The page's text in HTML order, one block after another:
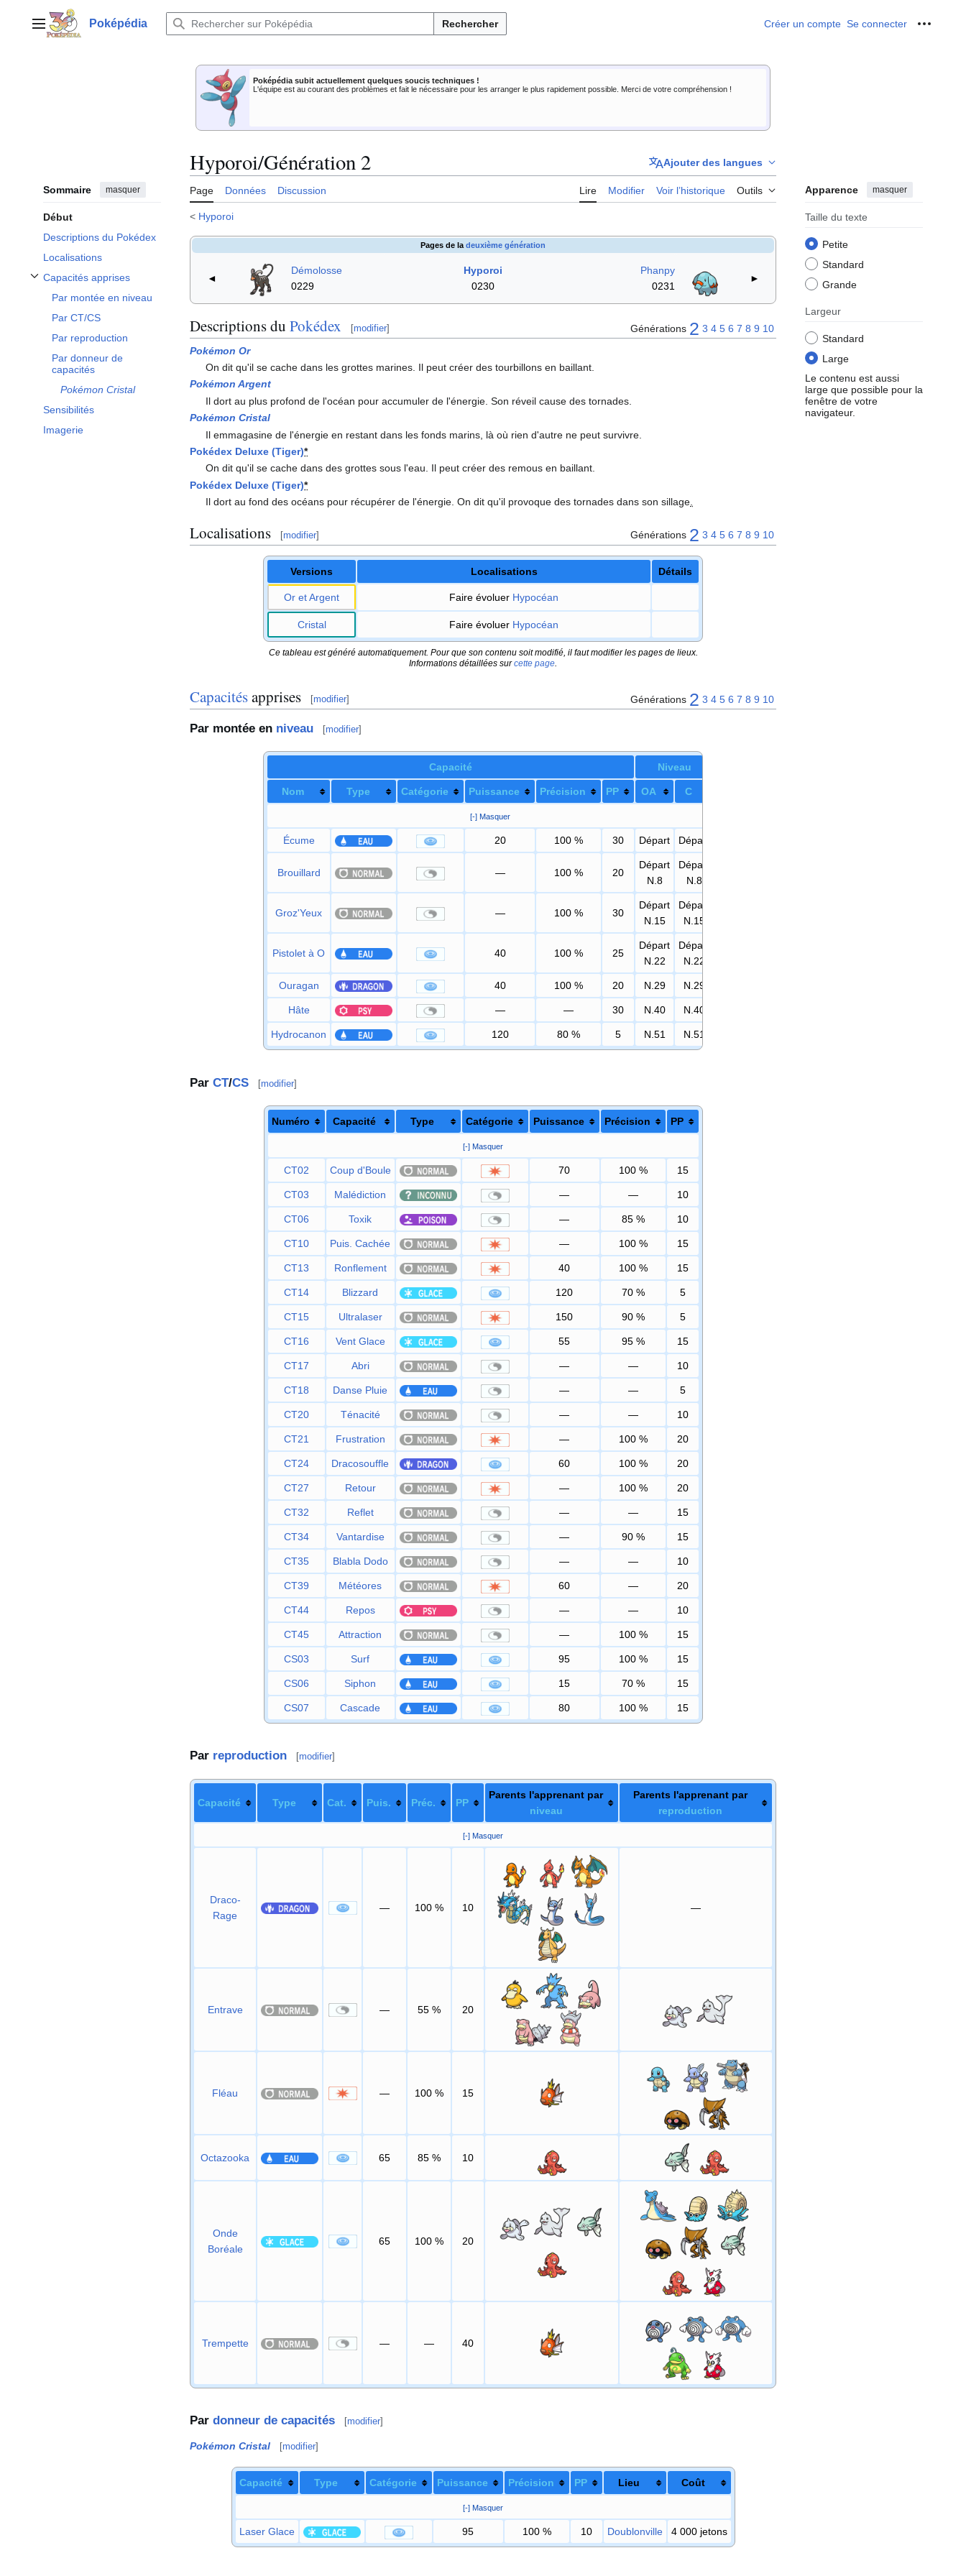
contenuMenu principalPoképédia Rechercher Créer un compte Se connecter Outils
Poképédia subit actuellement quelques soucis techniques !
L'équipe est au courant des problèmes et fait le nécessaire pour les arranger le plus rapidement possible. Merci de votre compréhension !
Sommaire masquer
Début
Descriptions du Pokédex
Localisations
Capacités apprises
Afficher / masquer la sous-section Capacités apprises
Par montée en niveau
Par CT/CS
Par reproduction
Par donneur de
capacités
Pokémon Cristal
Sensibilités
Imagerie
Hyporoi/Génération 2 Ajouter des langues
Page Données Discussion Lire Modifier Voir l’historique Outils Apparence masquer
Taille du texte
Petite
Standard
Grande
Largeur
Standard
Large
Le contenu est aussi
large que possible pour la
fenêtre de votre
navigateur.
< Hyporoi
Pages de la deuxième génération
◄
Démolosse
0229
Hyporoi
0230
Phanpy
0231
►
Descriptions du Pokédex [modifier] Générations 2 3 4 5 6 7 8 9 10
Pokémon Or
On dit qu'il se cache dans les grottes marines. Il peut créer des tourbillons en baillant.
Pokémon Argent
Il dort au plus profond de l'océan pour accumuler de l'énergie. Son réveil cause des tornades.
Pokémon Cristal
Il emmagasine de l'énergie en restant dans les fonds marins, là où rien d'autre ne peut survivre.
Pokédex Deluxe (Tiger)*
On dit qu'il se cache dans des grottes sous l'eau. Il peut créer des remous en baillant.
Pokédex Deluxe (Tiger)*
Il dort au fond des océans pour récupérer de l'énergie. On dit qu'il provoque des tornades dans son sillage
Localisations [modifier] Générations 2 3 4 5 6 7 8 9 10
Versions Localisations Détails
Or et Argent Faire évoluer Hypocéan
Cristal Faire évoluer Hypocéan
Ce tableau est généré automatiquement. Pour que son contenu soit modifié, il faut modifier les pages de lieux.
Informations détaillées surcette page
Capacitésapprises [modifier] Générations 2 3 4 5 6 7 8 9 10
Par montée en niveau [modifier]
Capacité Niveau
Nom Type Catégorie Puissance Précision PP OA C
[-] Masquer
Écume 20 100 % 30 Départ Départ
Brouillard — 100 % 20
Départ
N.8
Départ
N.8
Groz'Yeux — 100 % 30
Départ
N.15
Départ
N.15
Pistolet à O 40 100 % 25
Départ
N.22
Départ
N.22
Ouragan 40 100 % 20 N.29 N.29
Hâte — — 30 N.40 N.40
Hydrocanon 120 80 % 5 N.51 N.51
Par CT/CS [modifier]
Numéro Capacité Type Catégorie Puissance Précision PP
[-] Masquer
CT02 Coup d'Boule 70 100 % 15
CT03 Malédiction — — 10
CT06 Toxik — 85 % 10
CT10 Puis. Cachée — 100 % 15
CT13 Ronflement 40 100 % 15
CT14 Blizzard 120 70 % 5
CT15 Ultralaser 150 90 % 5
CT16 Vent Glace 55 95 % 15
CT17 Abri — — 10
CT18 Danse Pluie — — 5
CT20 Ténacité — — 10
CT21 Frustration — 100 % 20
CT24 Dracosouffle 60 100 % 20
CT27 Retour — 100 % 20
CT32 Reflet — — 15
CT34 Vantardise — 90 % 15
CT35 Blabla Dodo — — 10
CT39 Météores 60 — 20
CT44 Repos — — 10
CT45 Attraction — 100 % 15
CS03 Surf 95 100 % 15
CS06 Siphon 15 70 % 15
CS07 Cascade 80 100 % 15
Par reproduction [modifier]
Capacité Type Cat. Puis. Préc. PP
Parents l'apprenant par
niveau
Parents l'apprenant par
reproduction
[-] Masquer
Draco-
Rage
— 100 % 10 —
Entrave — 55 % 20
Fléau — 100 % 15
Octazooka 65 85 % 10
Onde
Boréale
65 100 % 20
Trempette — — 40
Par donneur de capacités [modifier]
Pokémon Cristal [modifier]
Capacité Type Catégorie Puissance Précision PP Lieu Coût
[-] Masquer
Laser Glace 95 100 % 10 Doublonville 4 000 jetons